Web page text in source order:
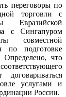
переговоры по
торговли с
Евразийской
с Сингапуром
совместной
по подготовке
что
услугами и
России.